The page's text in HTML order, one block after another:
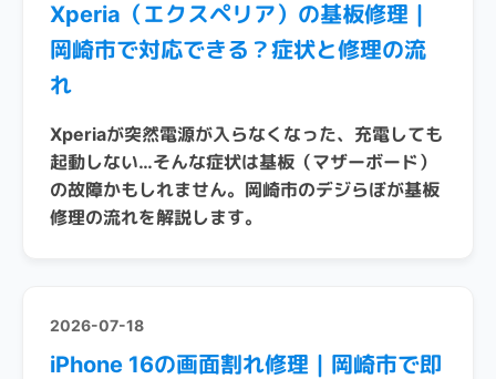
Xperia（エクスペリア）の基板修理｜
岡崎市で対応できる？症状と修理の流
れ
Xperiaが突然電源が入らなくなった、充電しても
起動しない…そんな症状は基板（マザーボード）
の故障かもしれません。岡崎市のデジらぼが基板
修理の流れを解説します。
2026-07-18
iPhone 16の画面割れ修理｜岡崎市で即